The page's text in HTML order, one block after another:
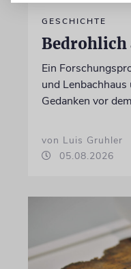
GESCHICHTE
Bedrohlich
Ein
und
Gedanken vor
von Luis Gruhler
05.08.2026